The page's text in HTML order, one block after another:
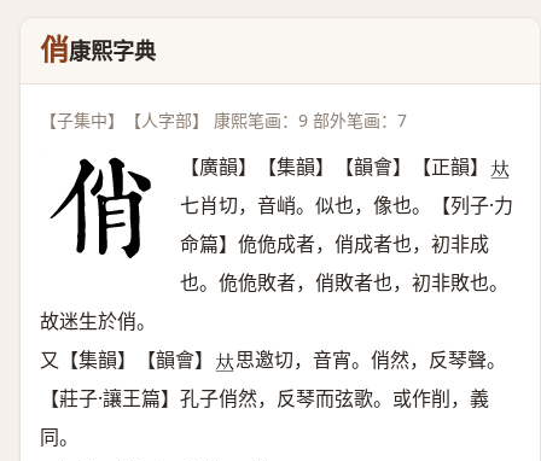
俏康熙字典
【子集中】【人字部】 康熙笔画：9 部外笔画：7
【廣韻】【集韻】【韻會】【正韻】 𠀤
七肖切，音峭。似也，像也。【列子·力
命篇】佹佹成者，俏成者也，初非成
也。佹佹敗者，俏敗者也，初非敗也。
故迷生於俏。
又【集韻】【韻會】 𠀤思邀切，音宵。俏然，反琴聲。
【莊子·讓王篇】孔子俏然，反琴而弦歌。或作削，義
同。